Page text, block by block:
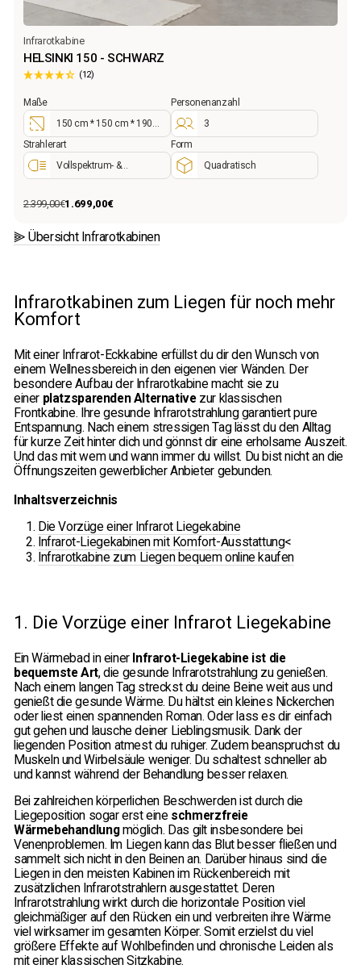
Infrarotkabine
HELSINKI 150 - SCHWARZ
(12)
Maße
150 cm * 150 cm * 190
cm
Personenanzahl
3
Strahlerart
Vollspektrum- &
Flächenstrahler
Form
Quadratisch
Normaler
2.399,00€
Sonderpreis1.699,00€
⫸ Übersicht Infrarotkabinen
Infrarotkabinen zum Liegen für noch mehr
Komfort
Mit einer Infrarot-Eckkabine erfüllst du dir den Wunsch von
einem Wellnessbereich in den eigenen vier Wänden. Der
besondere Aufbau der Infrarotkabine macht sie zu
einer platzsparenden Alternative zur klassischen
Frontkabine. Ihre gesunde Infrarotstrahlung garantiert pure
Entspannung. Nach einem stressigen Tag lässt du den Alltag
für kurze Zeit hinter dich und gönnst dir eine erholsame Auszeit.
Und das mit wem und wann immer du willst. Du bist nicht an die
Öffnungszeiten gewerblicher Anbieter gebunden.
Inhaltsverzeichnis
Die Vorzüge einer Infrarot Liegekabine
Infrarot-Liegekabinen mit Komfort-Ausstattung<
Infrarotkabine zum Liegen bequem online kaufen
1. Die Vorzüge einer Infrarot Liegekabine
Ein Wärmebad in einer Infrarot-Liegekabine ist die
bequemste Art, die gesunde Infrarotstrahlung zu genießen.
Nach einem langen Tag streckst du deine Beine weit aus und
genießt die gesunde Wärme. Du hältst ein kleines Nickerchen
oder liest einen spannenden Roman. Oder lass es dir einfach
gut gehen und lausche deiner Lieblingsmusik. Dank der
liegenden Position atmest du ruhiger. Zudem beanspruchst du
Muskeln und Wirbelsäule weniger. Du schaltest schneller ab
und kannst während der Behandlung besser relaxen.
Bei zahlreichen körperlichen Beschwerden ist durch die
Liegeposition sogar erst eine schmerzfreie
Wärmebehandlungmöglich. Das gilt insbesondere bei
Venenproblemen. Im Liegen kann das Blut besser fließen und
sammelt sich nicht in den Beinen an. Darüber hinaus sind die
Liegen in den meisten Kabinen im Rückenbereich mit
zusätzlichen Infrarotstrahlern ausgestattet. Deren
Infrarotstrahlung wirkt durch die horizontale Position viel
gleichmäßiger auf den Rücken ein und verbreiten ihre Wärme
viel wirksamer im gesamten Körper. Somit erzielst du viel
größere Effekte auf Wohlbefinden und chronische Leiden als
mit einer klassischen Sitzkabine.
Du möchtest22% sparen?Dann melde
dich jetzt zu unserem Newsletter an und
verrate uns, was dich interessiert.
JETZT ANMELDEN